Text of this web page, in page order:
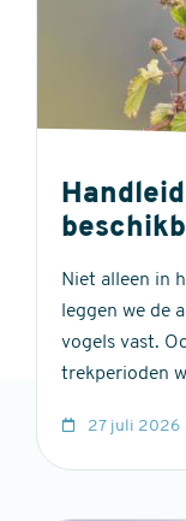
Niet alleen in
leggen we de
vogels vast.
trekperioden
27 juli 2026